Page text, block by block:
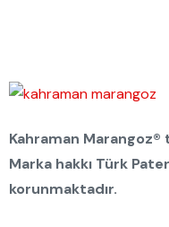
Kahraman
Marka hakkı Türk
korunmaktadır.